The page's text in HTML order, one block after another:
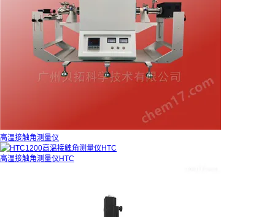
高温接触角测量仪
高温接触角测量仪HTC